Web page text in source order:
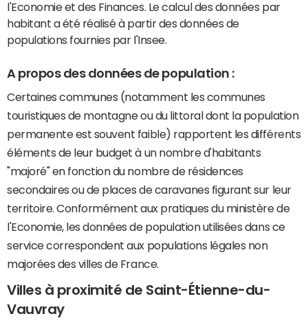
l'Economie et des Finances. Le calcul des données par
habitant a été réalisé à partir des données de
populations fournies par l'Insee.
A propos des données de population :
Certaines communes (notamment les communes
touristiques de montagne ou du littoral dont la population
permanente est souvent faible) rapportent les différents
éléments de leur budget à un nombre d'habitants
"majoré" en fonction du nombre de résidences
secondaires ou de places de caravanes figurant sur leur
territoire. Conformément aux pratiques du ministère de
l'Economie, les données de population utilisées dans ce
service correspondent aux populations légales non
majorées des villes de France.
Villes à proximité de Saint-Étienne-du-
Vauvray